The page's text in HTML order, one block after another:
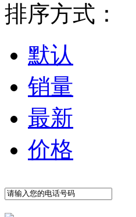
排序方式：
默认
销量
最新
价格